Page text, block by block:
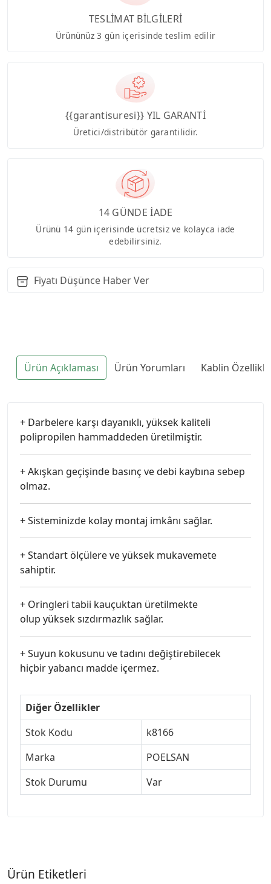
TESLİMAT BİLGİLERİ
Ürününüz 3 gün içerisinde teslim edilir
{{garantisuresi}} YIL GARANTİ
Üretici/distribütör garantilidir.
14 GÜNDE İADE
Ürünü 14 gün içerisinde ücretsiz ve kolayca iade
edebilirsiniz.
Fiyatı Düşünce Haber Ver
Ürün Açıklaması Ürün Yorumları Kablin
+ Darbelere karşı dayanıklı, yüksek kaliteli
polipropilen hammaddeden üretilmiştir.
+ Akışkan geçişinde basınç ve debi kaybına sebep
olmaz.
+ Sisteminizde kolay montaj imkânı sağlar.
+ Standart ölçülere ve yüksek mukavemete
sahiptir.
+ Oringleri tabii kauçuktan üretilmekte
olup yüksek sızdırmazlık sağlar.
+ Suyun kokusunu ve tadını değiştirebilecek
hiçbir yabancı madde içermez.
Diğer Özellikler
Stok Kodu
k8166
Marka
POELSAN
Stok Durumu
Var
Ürün Etiketleri